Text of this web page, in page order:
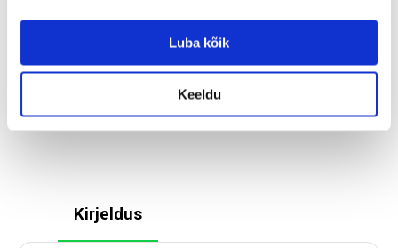
Luba kõik
Keeldu
Edasi liigud tellimise vormi, kus saad valida koguse, tarneaadressi ning
Kirjeldus